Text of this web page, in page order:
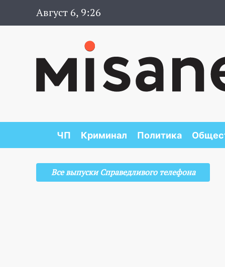
Август 6, 9:26
ЧП Криминал Политика
Все выпуски Справедливого телефона